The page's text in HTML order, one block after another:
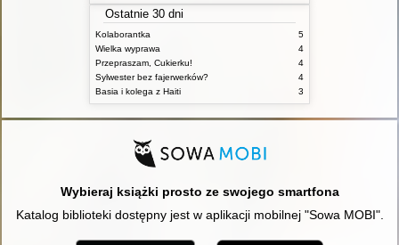
Ostatnie 30 dni
Kolaborantka
5
Wielka wyprawa
4
Przepraszam, Cukierku!
4
Sylwester bez fajerwerków?
4
Basia i kolega z Haiti
3
Wybieraj książki prosto ze swojego smartfona
Katalog biblioteki dostępny jest w aplikacji mobilnej "Sowa MOBI".